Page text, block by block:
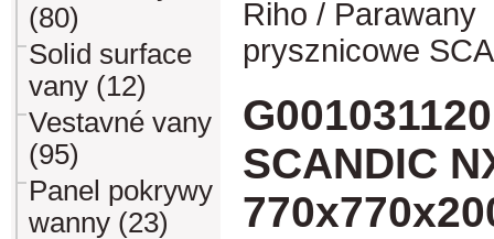
(80)
Solid surface
vany (12)
Vestavné vany
(95)
Panel pokrywy
wanny (23)
Riho / Parawany
prysznicowe
G001031120
SCANDIC